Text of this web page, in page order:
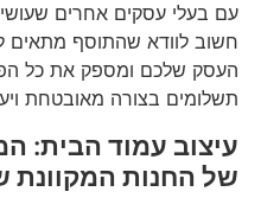
עם בעלי עסקים אחרים
חשוב לוודא שהתוסף מתאים
העסק שלכם ומספק את כל
תשלומים בצורה מאובטחת
עיצוב עמוד הבית:
של החנות המקוונת